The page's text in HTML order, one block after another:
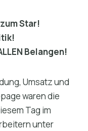
Star!
Belangen!
Umsatz und
waren die
Tag im
unter